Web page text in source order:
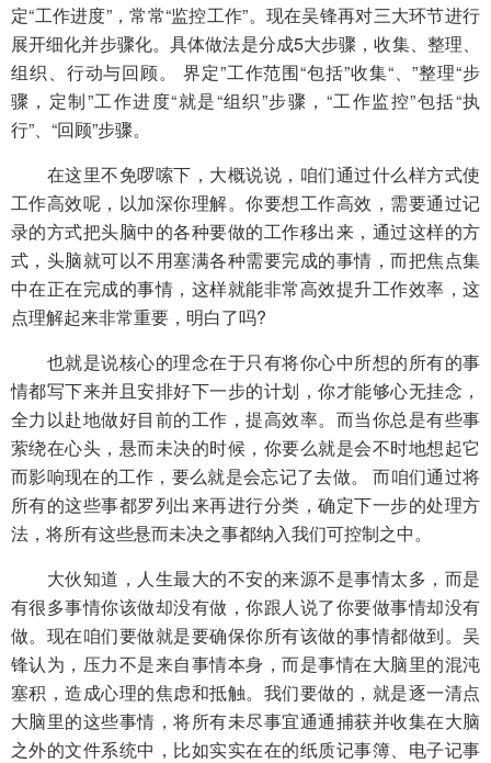
定“工作进度”，常常“监控工作”。现在吴锋再对三大环节进行
展开细化并步骤化。具体做法是分成5大步骤，收集、整理、
组织、行动与回顾。 界定”工作范围“包括”收集“、”整理“步
骤，定制”工作进度“就是“组织”步骤，“工作监控”包括“执
行”、“回顾”步骤。
在这里不免啰嗦下，大概说说，咱们通过什么样方式使
工作高效呢，以加深你理解。你要想工作高效，需要通过记
录的方式把头脑中的各种要做的工作移出来，通过这样的方
式，头脑就可以不用塞满各种需要完成的事情，而把焦点集
中在正在完成的事情，这样就能非常高效提升工作效率，这
点理解起来非常重要，明白了吗?
也就是说核心的理念在于只有将你心中所想的所有的事
情都写下来并且安排好下一步的计划，你才能够心无挂念，
全力以赴地做好目前的工作，提高效率。而当你总是有些事
萦绕在心头，悬而未决的时候，你要么就是会不时地想起它
而影响现在的工作，要么就是会忘记了去做。 而咱们通过将
所有的这些事都罗列出来再进行分类，确定下一步的处理方
法，将所有这些悬而未决之事都纳入我们可控制之中。
大伙知道，人生最大的不安的来源不是事情太多，而是
有很多事情你该做却没有做，你跟人说了你要做事情却没有
做。现在咱们要做就是要确保你所有该做的事情都做到。吴
锋认为，压力不是来自事情本身，而是事情在大脑里的混沌
塞积，造成心理的焦虑和抵触。我们要做的，就是逐一清点
大脑里的这些事情，将所有未尽事宜通通捕获并收集在大脑
之外的文件系统中，比如实实在在的纸质记事簿、电子记事